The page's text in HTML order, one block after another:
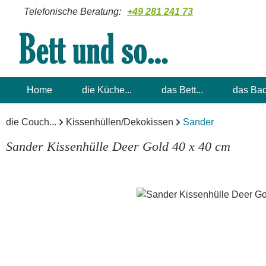
Hauptinhalt springen
Zur Suche springen
Zur Hauptnavigation springen
Telefonische Beratung: +49 281 241 73
Home die Küche... das Bett... das
die Couch... Kissenhüllen/Dekokissen Sander
Sander Kissenhülle Deer Gold 40 x 40 cm